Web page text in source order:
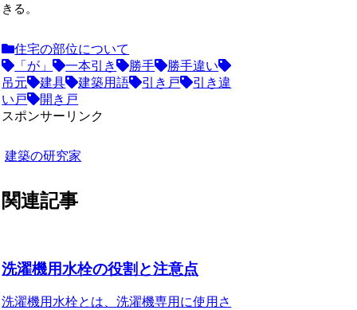
きる。
住宅の部位について
「が」
一本引き 勝手
勝手違い
吊元
建具 建築用語 引き戸
引き違
い戸
開き戸
スポンサーリンク
建築の研究家
関連記事
洗濯機用水栓の役割と注意点
洗濯機用水栓とは、洗濯機専用に使用さ